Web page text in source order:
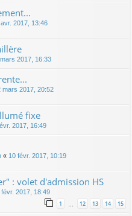
2017, 13:46
2017, 16:33
mars 2017, 20:52
fixe
2017, 16:49
« 10 févr. 2017, 10:19
: volet d'admission HS
févr. 2017, 18:49
1 12 13 14 15